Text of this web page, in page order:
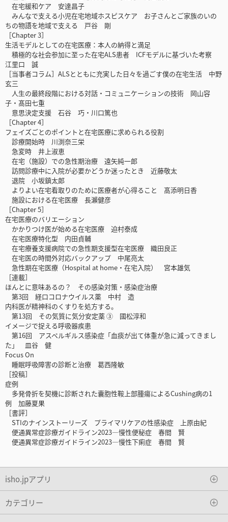
在宅緩和ケア 安達昌子
みんなで支える小児在宅地域ホスピスケア お子さんとご家族のいの
ちの物語を地域で支える 戸谷 剛
［Chapter 3］
生活モデルとしての在宅医療：本人の納得と満足
積極的な社会参加に至った在宅ALS患者 ICFモデルに基づいた考察
江里口 誠
［当事者コラム］ALSとともに充実した日々を過ごす僕の在宅生活 中野
玄三
人生の最終段階における対話・コミュニケーションの技術 岡山容
子・髙田七重
意思決定支援 石谷 巧・川口篤也
［Chapter 4］
フェイズごとのポイントと在宅医療に求められる役割
診療開始時 川渕奈三栄
急変時 井上淑恵
在宅（施設）での急性期治療 遠矢純一郎
訪問診療中に入院が必要かどうか迷ったとき 近藤敬太
退院 小坂鎮太郎
よりよい在宅看取りのために医療者が心得ること 髙添明日香
施設における在宅医療 長瀨健彦
［Chapter 5］
在宅医療のバリエーション
かかりつけ医が始める在宅医療 迫村泰成
在宅医療特化型 内田貞輔
在宅療養支援病院での急性期支援型在宅医療 織田良正
在宅医の時間外対応バックアップ 中尾亮太
急性期在宅医療（Hospital at home・在宅入院） 宮本雄気
［連載］
ほんとに意味あるの？ その感染対策・感染症治療
第3回 経口コロナウイルス薬 中村 造
内科医が精神科のくすりを処方する。
第13回 その気質に気分安定薬 ③ 國松淳和
イメージで捉える呼吸器疾患
第16回 アスペルギルス感染症「血痰が出て体重が急に減ってきまし
た」 皿谷 健
Focus On
睡眠呼吸障害の診断と治療 葛西隆敏
［投稿］
症例
多発骨折を契機に診断された囊胞性鞍上部腫瘍によるCushing病の1
例 加藤夏果
［書評］
STIのナインストーリーズ プライマリケアの性感染症 上原由紀
便通異常症診療ガイドライン2023―慢性便秘症 春間 賢
便通異常症診療ガイドライン2023―慢性下痢症 春間 賢
isho.jpアプリ
カテゴリー